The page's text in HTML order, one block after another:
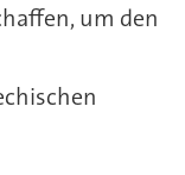
um den